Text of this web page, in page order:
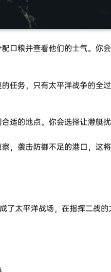
口粮并查看他们的士气。你
任务，只有太平洋战争的全
适的地点。你会选择让潜艇
，袭击防御不足的港口，这将
太平洋战场，在指挥二战的